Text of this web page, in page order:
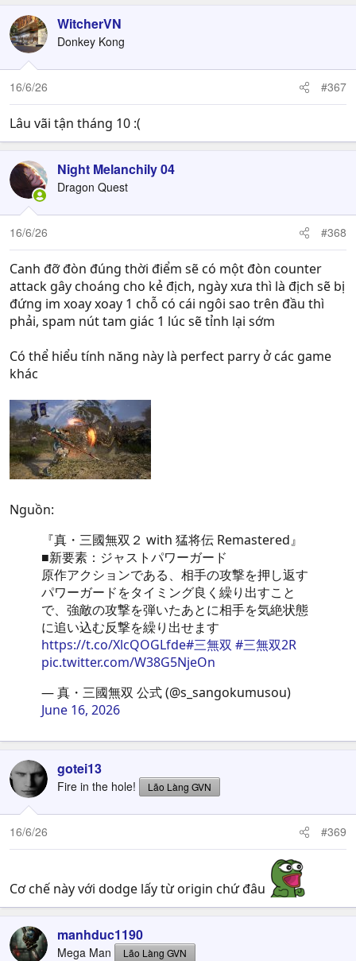
c
t
i
o
n
WitcherVN
Donkey Kong
16/6/26 #367
Lâu vãi tận tháng 10 :(
Night Melanchily 04
Dragon Quest
16/6/26 #368
Canh đỡ đòn đúng thời điểm sẽ có một đòn counter
attack gây choáng cho kẻ địch, ngày xưa thì là địch sẽ bị
đứng im xoay xoay 1 chỗ có cái ngôi sao trên đầu thì
phải, spam nút tam giác 1 lúc sẽ tỉnh lại sớm
Có thể hiểu tính năng này là perfect parry ở các game
khác
Nguồn:
『真・三國無双２ with 猛将伝 Remastered』
■新要素：ジャストパワーガード
原作アクションである、相手の攻撃を押し返す
パワーガードをタイミング良く繰り出すこと
で、強敵の攻撃を弾いたあとに相手を気絶状態
に追い込む反撃を繰り出せます
https://t.co/XlcQOGLfde#三無双 #三無双2R
pic.twitter.com/W38G5NjeOn
— 真・三國無双 公式 (@s_sangokumusou)
June 16, 2026
gotei13
Fire in the hole! Lão Làng GVN
16/6/26 #369
Cơ chế này với dodge lấy từ origin chứ đâu
manhduc1190
Mega Man Lão Làng GVN